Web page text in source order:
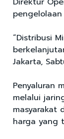
“Distribusi
Jakarta,
Penyaluran
melalui
masyarakat
harga yang